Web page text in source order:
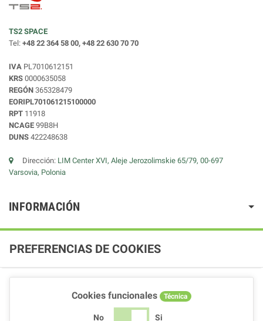
TS2 SPACE
Tel: +48 22 364 58 00, +48 22 630 70 70
IVA PL7010612151
KRS 0000635058
REGÓN 365328479
EORIPL701061215100000
RPT 11918
NCAGE 99B8H
DUNS 422248638
Dirección: LIM Center XVI, Aleje Jerozolimskie 65/79, 00-697
Varsovia, Polonia
INFORMACIÓN
PREFERENCIAS DE COOKIES
Cookies funcionales Técnica
No Si